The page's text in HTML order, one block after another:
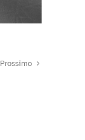
Prossimo